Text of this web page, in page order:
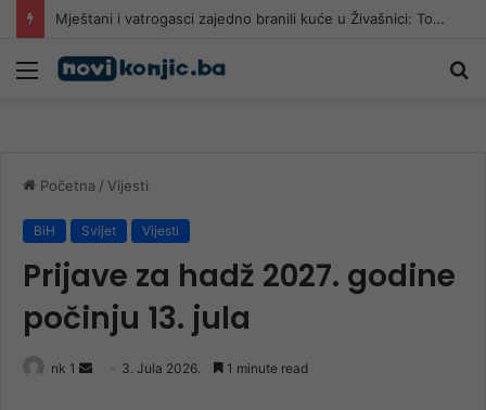
Mještani i vatrogasci zajedno branili kuće u Živašnici: Tokom noći provlačili crijeva do požarišta
Meni
Početna / Vijesti
BiH Svijet Vijesti
Prijave za hadž 2027. godine
počinju 13. jula
nk 1
Send 3. Jula 2026. 1 minute read